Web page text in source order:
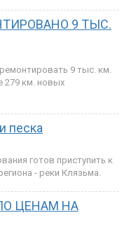
9 ТЫС.
9 тыс. км.
279 км. новых
песка
готов приступить к
- реки Клязьма.
ЦЕНАМ НА